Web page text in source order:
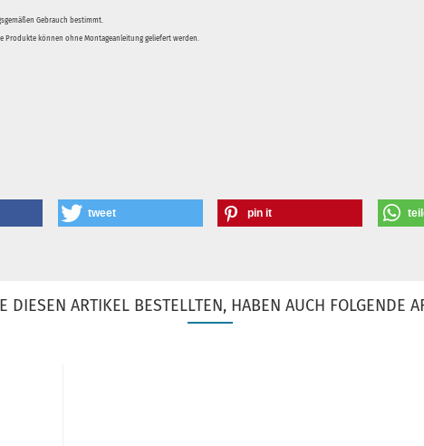
Gebrauch bestimmt.
Produkte können ohne Montageanleitung geliefert werden.
tweet pin it
DIESEN ARTIKEL BESTELLTEN, HABEN AUCH FOLGENDE